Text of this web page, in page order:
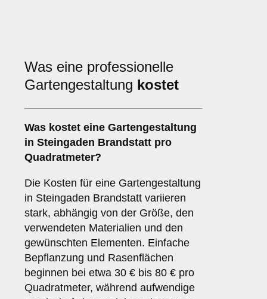
Was eine professionelle
Gartengestaltung kostet
Was kostet eine Gartengestaltung
in Steingaden Brandstatt pro
Quadratmeter?
Die Kosten für eine Gartengestaltung
in Steingaden Brandstatt variieren
stark, abhängig von der Größe, den
verwendeten Materialien und den
gewünschten Elementen. Einfache
Bepflanzung und Rasenflächen
beginnen bei etwa 30 € bis 80 € pro
Quadratmeter, während aufwendige